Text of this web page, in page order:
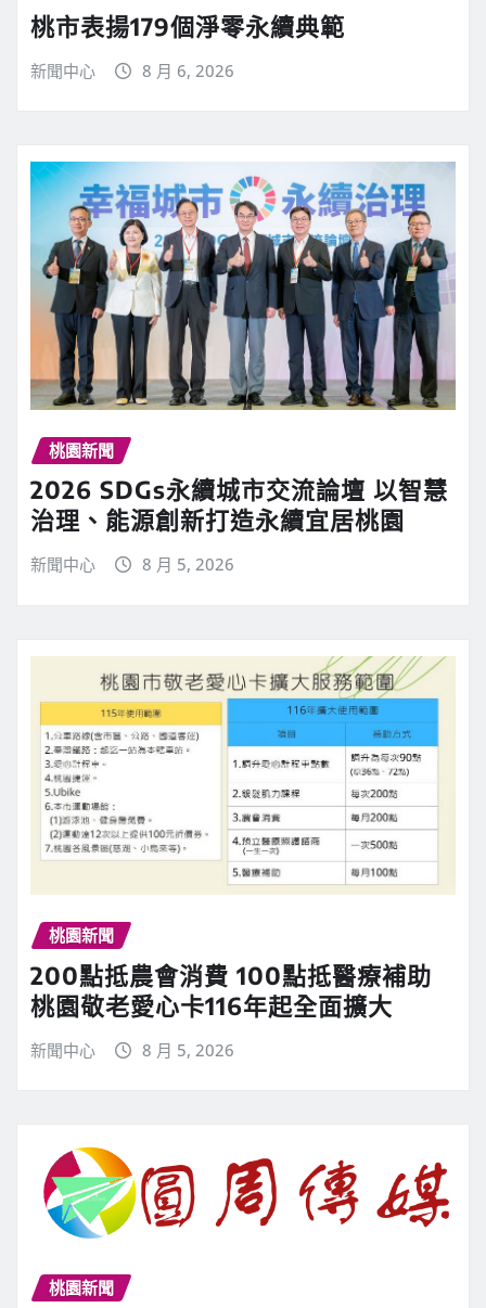
桃市表揚179個淨零永續典範
新聞中心 8 月 6, 2026
桃園新聞
2026 SDGs永續城市交流論壇 以智慧
治理、能源創新打造永續宜居桃園
新聞中心 8 月 5, 2026
桃園新聞
200點抵農會消費 100點抵醫療補助
桃園敬老愛心卡116年起全面擴大
新聞中心 8 月 5, 2026
桃園新聞